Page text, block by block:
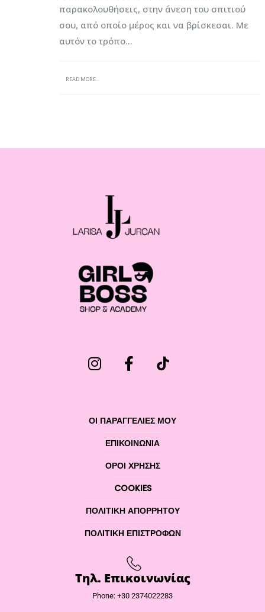
παρακολουθήσεις, στην άνεση του σπιτιού
σου, από οποίο μέρος και να βρίσκεσαι. Με
αυτόν το τρόπο...
READ MORE...
ΟΙ ΠΑΡΑΓΓΕΛΙΕΣ ΜΟΥ
ΕΠΙΚΟΙΝΩΝΊΑ
ΌΡΟΙ ΧΡΉΣΗΣ
COOKIES
ΠΟΛΙΤΙΚΉ ΑΠΟΡΡΉΤΟΥ
ΠΟΛΙΤΙΚΉ ΕΠΙΣΤΡΟΦΏΝ
Τηλ. Επικοινωνίας
Phone: +30 2374022283